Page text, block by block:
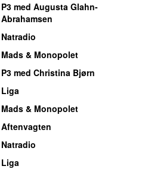
P3 med Augusta Glahn-
Abrahamsen
Natradio
Mads & Monopolet
P3 med Christina Bjørn
Liga
Mads & Monopolet
Aftenvagten
Natradio
Liga